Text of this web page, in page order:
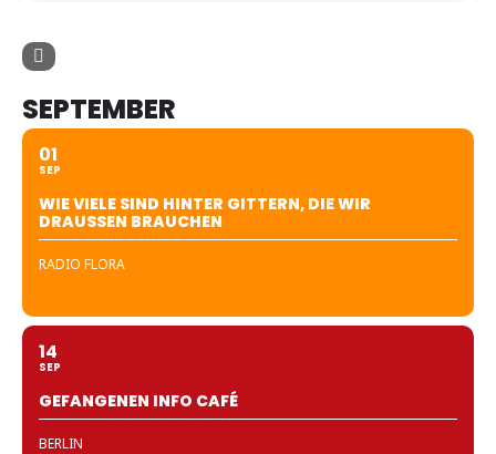
SEPTEMBER
01
SEP
WIE VIELE SIND HINTER GITTERN, DIE WIR
DRAUSSEN BRAUCHEN
RADIO FLORA
14
SEP
GEFANGENEN INFO CAFÉ
BERLIN